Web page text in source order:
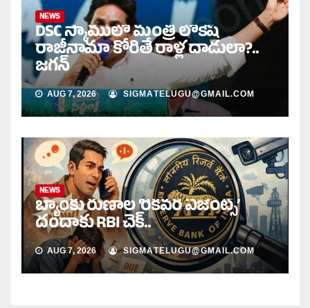
NEWS
DSC స్కాములో మంత్రి లోకేష్
రాజీనామా కోరితే రాళ్ల దాడులా?..
జగన్
AUG 7, 2026 SIGMATELUGU@GMAIL.COM
NEWS
బ్యాంకు రుణాల ‘రికవరీ ఏజెంట్స్’
దందాకు RBI చెక్..
AUG 7, 2026 SIGMATELUGU@GMAIL.COM